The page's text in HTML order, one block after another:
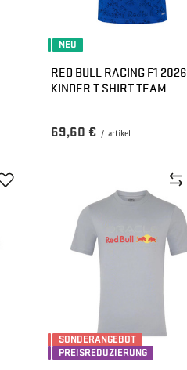
NEU
RED BULL RACING F1 2026
KINDER-T-SHIRT TEAM
69,60 € / artikel
SONDERANGEBOT
PREISREDUZIERUNG